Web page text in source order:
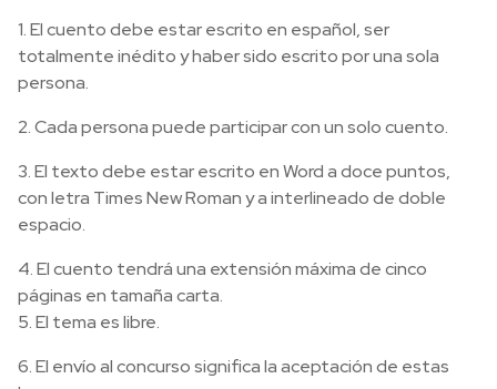
1. El cuento debe estar escrito en español, ser
totalmente inédito y haber sido escrito por una sola
persona.
2. Cada persona puede participar con un solo cuento.
3. El texto debe estar escrito en Word a doce puntos,
con letra Times New Roman y a interlineado de doble
espacio.
4. El cuento tendrá una extensión máxima de cinco
páginas en tamaña carta.
5. El tema es libre.
6. El envío al concurso significa la aceptación de estas